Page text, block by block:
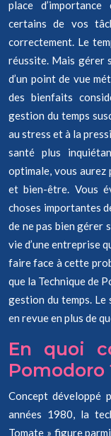
place
certains de vos
correctement. Le
réussite. Mais gérer
d’un point de vue
des bienfaits
gestion du temps
au stress et à la
santé plus
optimale, vous aurez
et bien-être. Vous
choses importantes
de ne pas bien gérer
vie d’une entreprise
faire face à cette
que la Technique de
gestion du temps. Le
en revue en plus de
En quoi
Pomodoro
Concept développé
années 1980, la
Tomate » figure